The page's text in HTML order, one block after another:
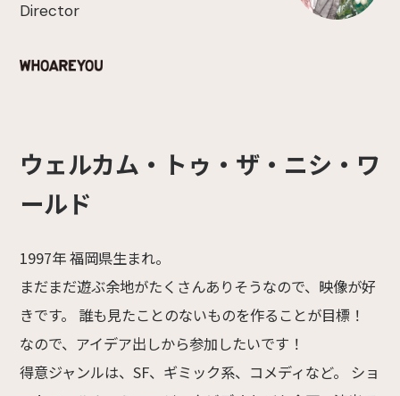
Director
ウェルカム・トゥ・ザ・ニシ・ワ
ールド
1997年 福岡県生まれ。
まだまだ遊ぶ余地がたくさんありそうなので、映像が好
きです。 誰も見たことのないものを作ることが目標！
なので、アイデア出しから参加したいです！
得意ジャンルは、SF、ギミック系、コメディなど。 ショ